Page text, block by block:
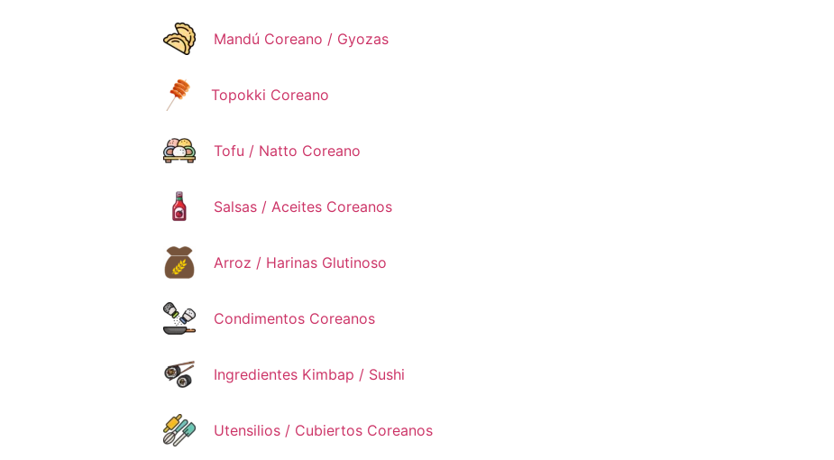
Mandú Coreano / Gyozas
Topokki Coreano
Tofu / Natto Coreano
Salsas / Aceites Coreanos
Arroz / Harinas Glutinoso
Condimentos Coreanos
Ingredientes Kimbap / Sushi
Utensilios / Cubiertos Coreanos